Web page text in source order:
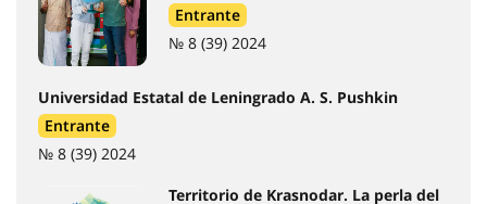
Entrante
№ 8 (39) 2024
Universidad Estatal de Leningrado A. S. Pushkin
Entrante
№ 8 (39) 2024
Territorio de Krasnodar. La perla del